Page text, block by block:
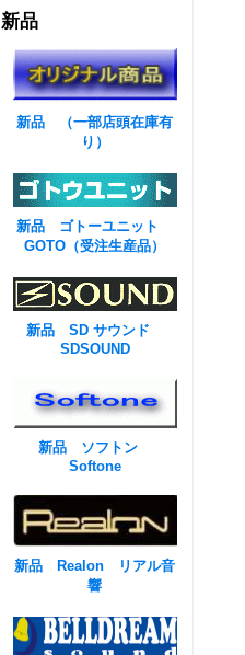
新品
新品 （一部店頭在庫有
り）
新品 ゴトーユニット
GOTO（受注生産品）
新品 SD サウンド
SDSOUND
新品 ソフトン
Softone
新品 Realon リアル音
響